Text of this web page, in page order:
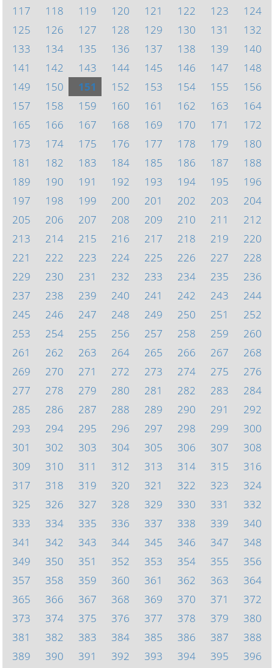
117
118 119 120 121 122 123
124
125
126 127 128 129 130 131
132
133
134 135 136 137 138 139
140
141
142 143 144 145 146 147
148
149
150 151 152 153 154 155
156
157
158 159 160 161 162 163
164
165
166 167 168 169 170 171
172
173
174 175 176 177 178 179
180
181
182 183 184 185 186 187
188
189
190 191 192 193 194 195
196
197
198 199 200 201 202 203
204
205
206 207 208 209 210 211
212
213
214 215 216 217 218 219
220
221
222 223 224 225 226 227
228
229
230 231 232 233 234 235
236
237
238 239 240 241 242 243
244
245
246 247 248 249 250 251
252
253
254 255 256 257 258 259
260
261
262 263 264 265 266 267
268
269
270 271 272 273 274 275
276
277
278 279 280 281 282 283
284
285
286 287 288 289 290 291
292
293
294 295 296 297 298 299
300
301
302 303 304 305 306 307
308
309
310 311 312 313 314 315
316
317
318 319 320 321 322 323
324
325
326 327 328 329 330 331
332
333
334 335 336 337 338 339
340
341
342 343 344 345 346 347
348
349
350 351 352 353 354 355
356
357
358 359 360 361 362 363
364
365
366 367 368 369 370 371
372
373
374 375 376 377 378 379
380
381
382 383 384 385 386 387
388
389
390 391 392 393 394 395 396